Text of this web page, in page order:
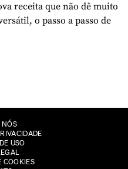
receita que não dê muito
o passo a passo de
NÓS
USO
COOKIES